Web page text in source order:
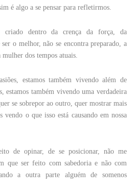
é algo a se pensar para refletirmos.
criado dentro da crença da força, da
o melhor, não se encontra preparado, a
dos tempos atuais.
estamos também vivendo além de
estamos também vivendo uma verdadeira
se sobrepor ao outro, quer mostrar mais
vendo o que isso está causando em nossa
de opinar, de se posicionar, não me
que ser feito com sabedoria e não com
a outra parte alguém de somenos